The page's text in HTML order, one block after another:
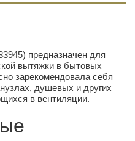
предназначен для
вытяжки в бытовых
зарекомендовала себя
душевых и других
в вентиляции.